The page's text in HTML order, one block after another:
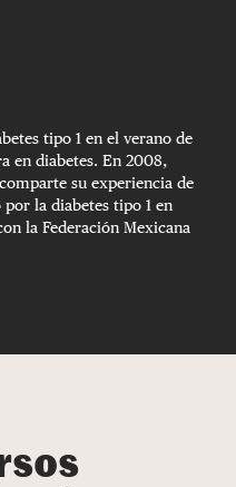
tipo 1 en el verano de
en diabetes. En 2008,
su experiencia de
la diabetes tipo 1 en
la Federación Mexicana